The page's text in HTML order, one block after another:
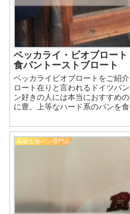
ベッカライ・ビオブロー
食パントーストブロート
ベッカライビオブロートをご紹
ロート在りと言われるドイツパ
ン好きの人には本当におすすめ
に豊。上等なハード系のパンを食
高級生食パン専門店